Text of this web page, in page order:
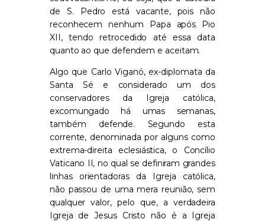
de S. Pedro está vacante, pois não
reconhecem nenhum Papa após Pio
XII, tendo retrocedido até essa data
quanto ao que defendem e aceitam.
Algo que Carlo Viganó, ex-diplomata da
Santa Sé e considerado um dos
conservadores da Igreja católica,
excomungado há umas semanas,
também defende. Segundo esta
corrente, denominada por alguns como
extrema-direita eclesiástica, o Concílio
Vaticano II, no qual se definiram grandes
linhas orientadoras da Igreja católica,
não passou de uma mera reunião, sem
qualquer valor, pelo que, a verdadeira
Igreja de Jesus Cristo não é a Igreja